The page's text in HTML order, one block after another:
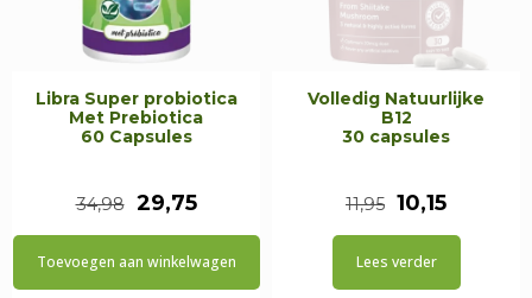
Libra Super probiotica
Met Prebiotica
60 Capsules
34,98 Oorspronkelijke
prijs
29,75Huidige
prijs
is:
Toevoegen aan winkelwagen
Volledig Natuurlijke
B12
30 capsules
11,95
prijs
10,15Huidige
prijs
Lees verder